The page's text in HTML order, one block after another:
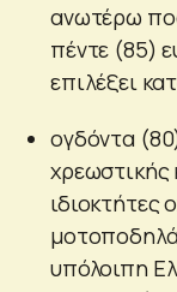
ανωτέρω
πέντε (85)
επιλέξει
ογδόντα
χρεωστικής
υπόλοιπη